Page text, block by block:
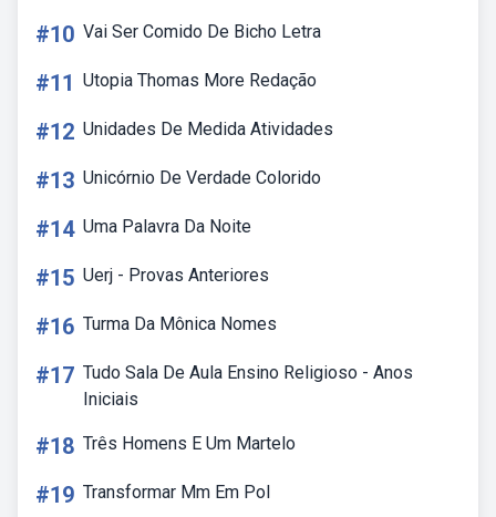
#10 Vai Ser Comido De Bicho Letra
#11 Utopia Thomas More Redação
#12 Unidades De Medida Atividades
#13 Unicórnio De Verdade Colorido
#14 Uma Palavra Da Noite
#15 Uerj - Provas Anteriores
#16 Turma Da Mônica Nomes
#17 Tudo Sala De Aula Ensino Religioso - Anos
Iniciais
#18 Três Homens E Um Martelo
#19 Transformar Mm Em Pol